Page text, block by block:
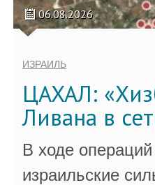
06.08.2026
ИЗРАИЛЬ
ЦАХАЛ:
Ливана в
В ходе
израильские